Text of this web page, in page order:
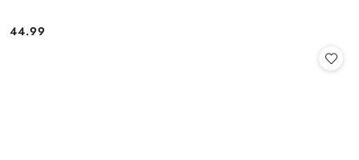
Cena:
44.99